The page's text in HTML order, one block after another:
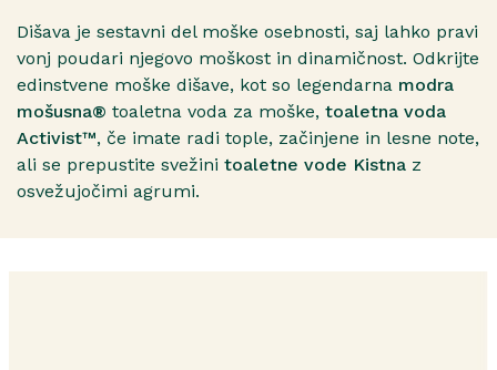
Dišava je sestavni del moške osebnosti, saj lahko pravi
vonj poudari njegovo moškost in dinamičnost. Odkrijte
edinstvene moške dišave, kot so legendarna modra
mošusna® toaletna voda za moške, toaletna voda
Activist™, če imate radi tople, začinjene in lesne note,
ali se prepustite svežini toaletne vode Kistna z
osvežujočimi agrumi.